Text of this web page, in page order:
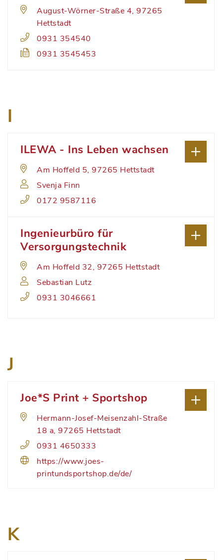
August-Wörner-Straße 4, 97265
Hettstadt
0931 354540
0931 3545453
I
ILEWA - Ins Leben wachsen
Am Hoffeld 5, 97265 Hettstadt
Svenja Finn
0172 9587116
Ingenieurbüro für
Versorgungstechnik
Am Hoffeld 32, 97265 Hettstadt
Sebastian Lutz
0931 3046661
J
Joe*S Print + Sportshop
Hermann-Josef-Meisenzahl-Straße
18 a, 97265 Hettstadt
0931 4650333
https://www.joes-
printundsportshop.de/de/
K